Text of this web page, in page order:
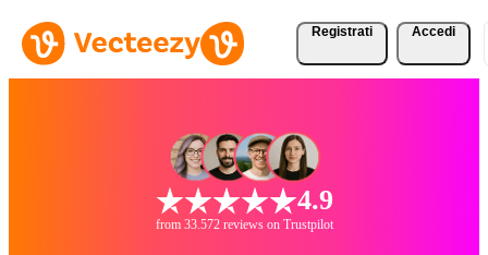
Registrati Accedi
4.9
from 33.572 reviews on Trustpilot